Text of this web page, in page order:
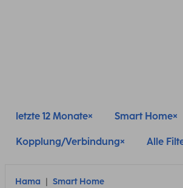
letzte 12 Monate Smart Home
Kopplung/Verbindung Alle
Hama Smart Home